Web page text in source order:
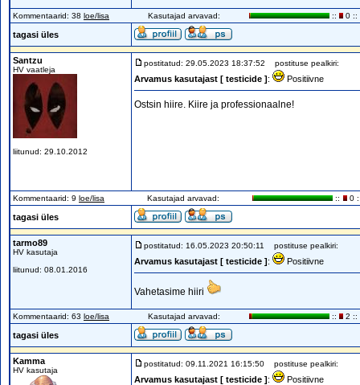
Kommentaarid: 38 loe/lisa Kasutajad arvavad: :: 0 ::
tagasi üles
Santzu
HV vaatleja
liitunud: 29.10.2012
postitatud: 29.05.2023 18:37:52 postituse pealkiri:
Arvamus kasutajast [ testicide ]: Positiivne
Ostsin hiire. Kiire ja professionaalne!
Kommentaarid: 9 loe/lisa Kasutajad arvavad: :: 0
tagasi üles
tarmo89
HV kasutaja
liitunud: 08.01.2016
postitatud: 16.05.2023 20:50:11 postituse pealkiri:
Arvamus kasutajast [ testicide ]: Positiivne
Vahetasime hiiri
Kommentaarid: 63 loe/lisa Kasutajad arvavad: :: 2 ::
tagasi üles
Kamma
HV kasutaja
postitatud: 09.11.2021 16:15:50 postituse pealkiri:
Arvamus kasutajast [ testicide ]: Positiivne